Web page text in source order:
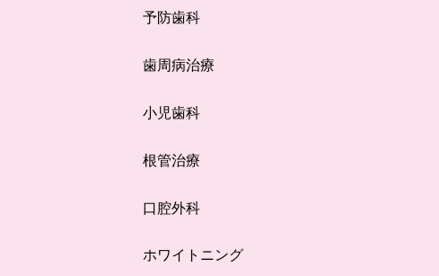
予防歯科
歯周病治療
小児歯科
根管治療
口腔外科
ホワイトニング